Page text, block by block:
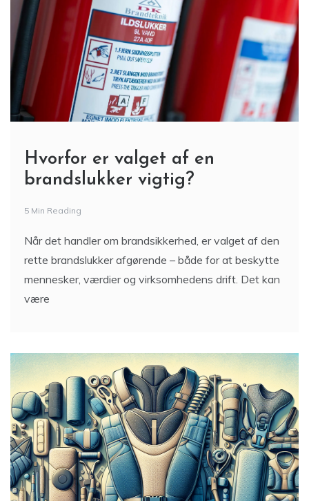
Hvorfor er valget af en
brandslukker vigtig?
5 Min Reading
Når det handler om brandsikkerhed, er valget af den
rette brandslukker afgørende – både for at beskytte
mennesker, værdier og virksomhedens drift. Det kan
være